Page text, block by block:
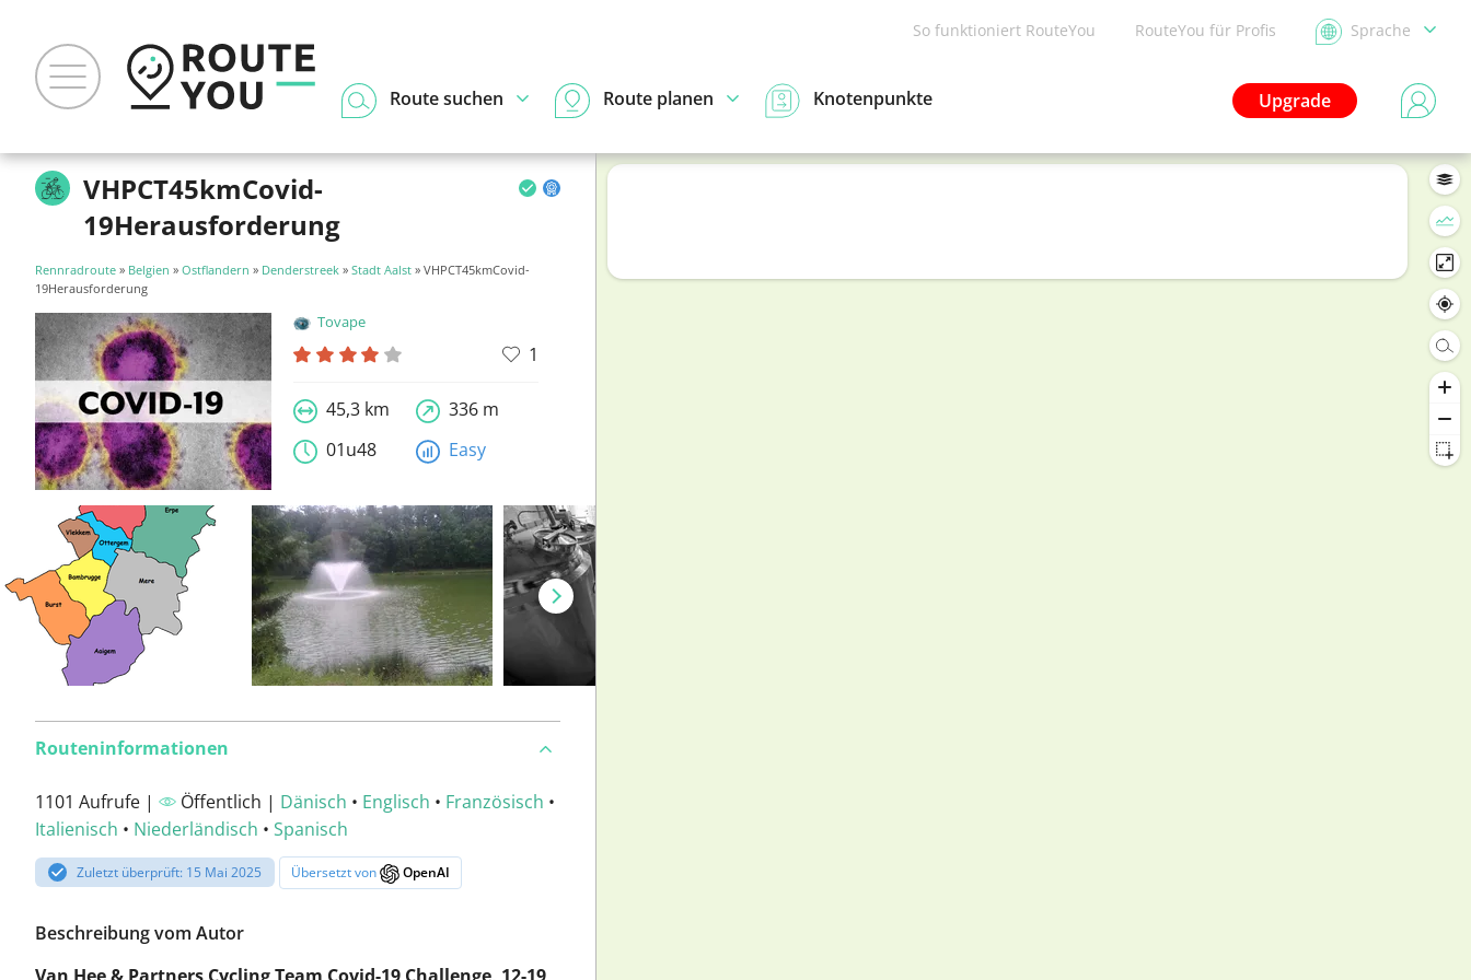
So funktioniert RouteYou RouteYou für Profis Sprache
Upgrade
Route suchen Route planen Knotenpunkte
VHPCT45kmCovid-
19Herausforderung
Rennradroute » Belgien » Ostflandern » Denderstreek » Stadt Aalst » VHPCT45kmCovid-
19Herausforderung
Tovape
1
45,3 km
336 m
01u48
Easy
Routeninformationen
1101 Aufrufe | Öffentlich | Dänisch • Englisch • Französisch •
Italienisch • Niederländisch • Spanisch
Zuletzt überprüft: 15 Mai 2025 Übersetzt von OpenAI
Beschreibung vom Autor